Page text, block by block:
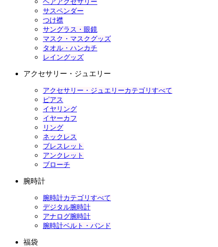
ヘアアクセサリー
サスペンダー
つけ襟
サングラス・眼鏡
マスク・マスクグッズ
タオル・ハンカチ
レイングッズ
アクセサリー・ジュエリー
アクセサリー・ジュエリーカテゴリすべて
ピアス
イヤリング
イヤーカフ
リング
ネックレス
ブレスレット
アンクレット
ブローチ
腕時計
腕時計カテゴリすべて
デジタル腕時計
アナログ腕時計
腕時計ベルト・バンド
福袋